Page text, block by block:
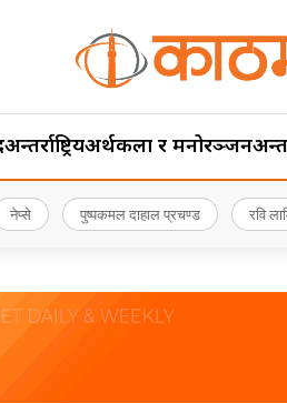
अन्तर्राष्ट्रियअर्थकला र मनोरञ्जन
नेप्से पुष्पकमल दाहाल प्रचण्ड रवि